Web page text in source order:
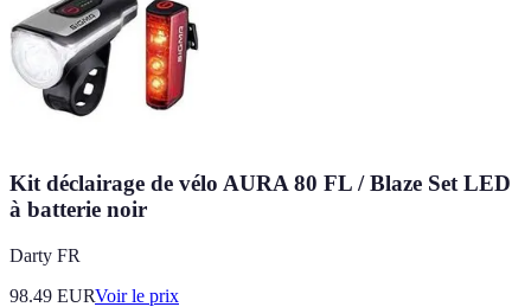
Kit déclairage de vélo AURA 80 FL / Blaze Set LED
à batterie noir
Darty FR
98.49 EURVoir le prix